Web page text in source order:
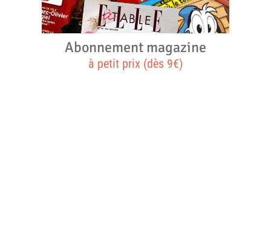
Abonnement magazine
à petit prix (dès 9€)